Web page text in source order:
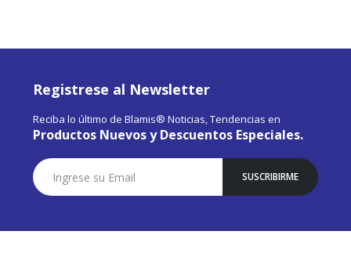
Registrese al Newsletter
Reciba lo último de Blamis® Noticias, Tendencias en
Productos Nuevos y Descuentos Especiales.
Suscríbase
a
Nuestro
SUSCRIBIRME